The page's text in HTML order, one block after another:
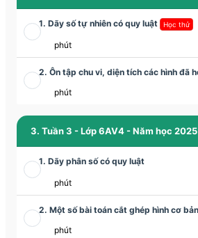
1. Dãy số tự nhiên có quy luật Học thử
phút
2. Ôn tập chu vi, diện tích các hình đã
phút
3. Tuần 3 - Lớp 6AV4 - Năm học
1. Dãy phân số có quy luật
phút
2. Một số bài toán cắt ghép hình cơ bản
phút